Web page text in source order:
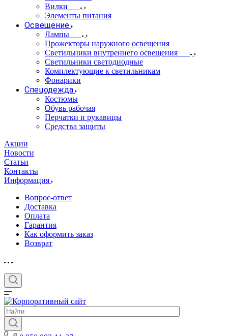
Вилки
Элементы питания
Освещение
Лампы
Прожекторы наружного освещения
Светильники внутреннего освещения
Светильники светодиодные
Комплектующие к светильникам
Фонарики
Спецодежда
Костюмы
Обувь рабочая
Перчатки и рукавицы
Средства защиты
Акции
Новости
Статьи
Контакты
Информация
Вопрос-ответ
Доставка
Оплата
Гарантия
Как оформить заказ
Возврат